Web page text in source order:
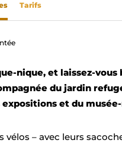
Tarifs
nique, et laissez-vous
du jardin
et du
vélos – avec leurs